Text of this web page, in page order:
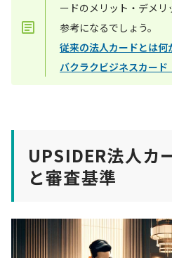
ードのメリット・デメリ
参考になるでしょう。
従来の法人カードとは
バクラクビジネスカード
UPSIDER法人カ
と審査基準